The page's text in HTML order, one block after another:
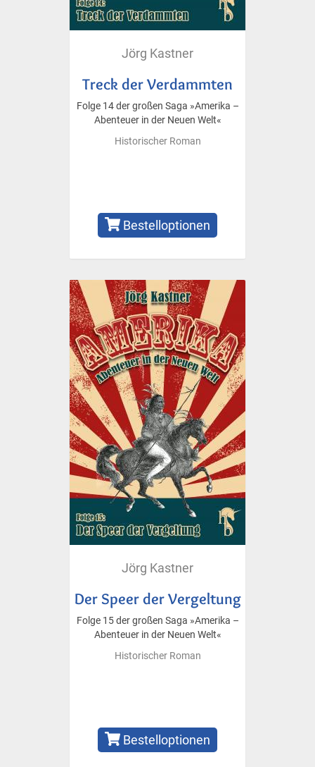
Jörg Kastner
Treck der Verdammten
Folge 14 der großen Saga »Amerika –
Abenteuer in der Neuen Welt«
Historischer Roman
Bestelloptionen
Jörg Kastner
Der Speer der Vergeltung
Folge 15 der großen Saga »Amerika –
Abenteuer in der Neuen Welt«
Historischer Roman
Bestelloptionen